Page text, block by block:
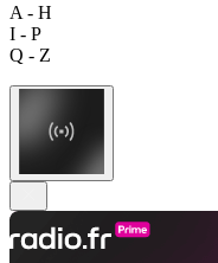
A - H
I - P
Q - Z